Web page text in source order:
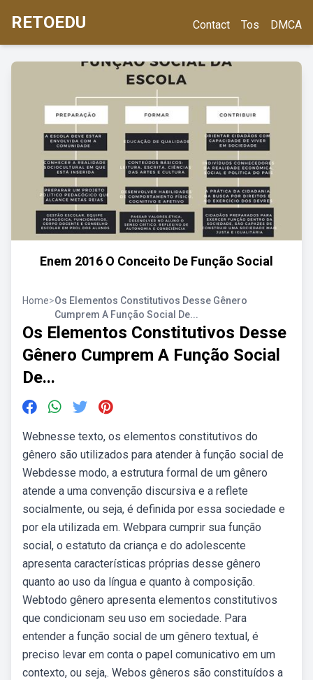
RETOEDU Contact Tos DMCA
Enem 2016 O Conceito De Função Social
Home>Os Elementos Constitutivos Desse Gênero
Cumprem A Função Social De...
Os Elementos Constitutivos Desse
Gênero Cumprem A Função Social
De...
Webnesse texto, os elementos constitutivos do
gênero são utilizados para atender à função social de
Webdesse modo, a estrutura formal de um gênero
atende a uma convenção discursiva e a reflete
socialmente, ou seja, é definida por essa sociedade e
por ela utilizada em. Webpara cumprir sua função
social, o estatuto da criança e do adolescente
apresenta características próprias desse gênero
quanto ao uso da língua e quanto à composição.
Webtodo gênero apresenta elementos constitutivos
que condicionam seu uso em sociedade. Para
entender a função social de um gênero textual, é
preciso levar em conta o papel comunicativo em um
contexto, ou seja,. Webos gêneros são constituídos a